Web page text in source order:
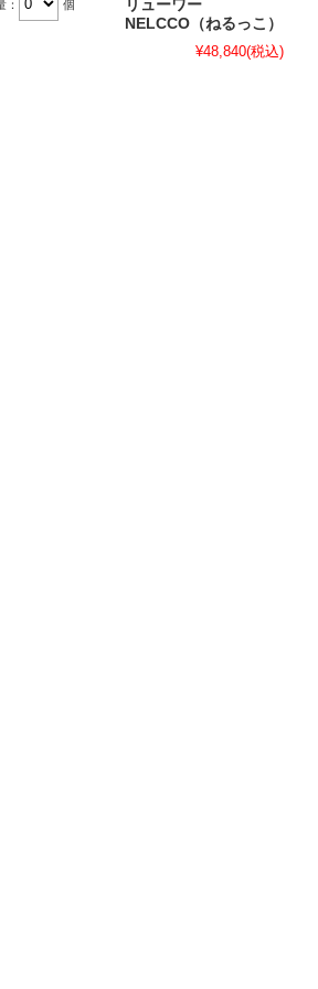
： 個
リューワー
NELCCO（ねるっこ）
¥48,840(税込)